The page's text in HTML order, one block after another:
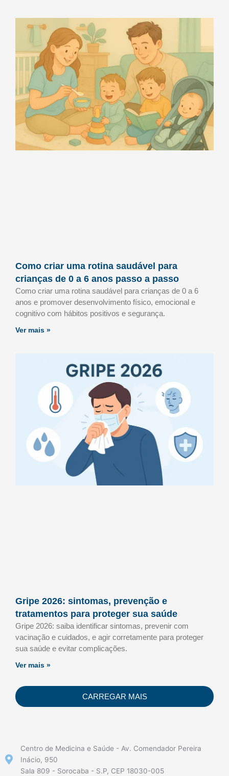
Como criar uma rotina saudável para
crianças de 0 a 6 anos passo a passo
Como criar uma rotina saudável para crianças de 0 a 6
anos e promover desenvolvimento físico, emocional e
cognitivo com hábitos positivos e segurança.
Ver mais »
Gripe 2026: sintomas, prevenção e
tratamentos para proteger sua saúde
Gripe 2026: saiba identificar sintomas, prevenir com
vacinação e cuidados, e agir corretamente para proteger
sua saúde e evitar complicações.
Ver mais »
CARREGAR MAIS
Centro de Medicina e Saúde - Av. Comendador Pereira
Inácio, 950
Sala 809 - Sorocaba - S.P, CEP 18030-005